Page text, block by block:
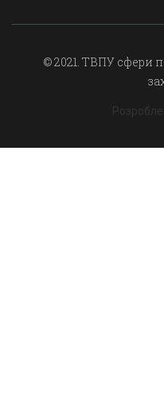
© 2021. ТВПУ сфери